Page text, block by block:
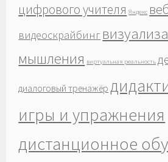
цифрового учителя Яндекс
видеоскрайбинг
мышления виртуальная реальность
диалоговый тренажёр
игры и упражнения
дистанционное